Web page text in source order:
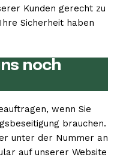
Kunden gerecht zu
Sicherheit haben
noch
wenn Sie
brauchen.
unter der Nummer an
auf unserer Website